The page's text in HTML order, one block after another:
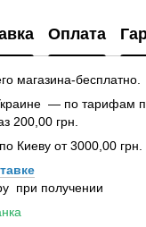
Оплата
магазина-бесплатно.
— по тарифам
200,00 грн.
Киеву от 3000,00
при получении